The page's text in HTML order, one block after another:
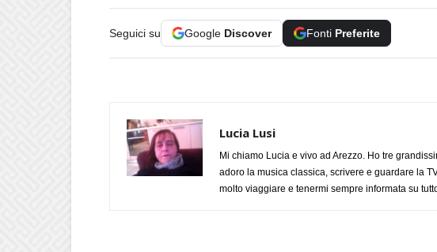
Seguici su Google Discover Fonti Preferite
Lucia Lusi
Mi chiamo Lucia e vivo ad Arezzo. Ho tre
adoro la musica classica, scrivere e guardare la
molto viaggiare e tenermi sempre informata su